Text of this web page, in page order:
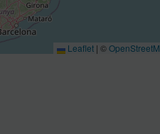
Leaflet | ©